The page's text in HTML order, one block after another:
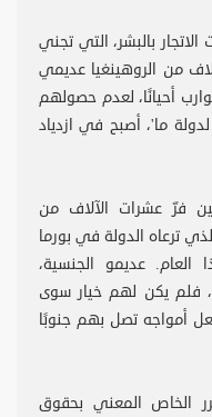
بالبشر، التي تجني
من الروهينغيا عديمي
أحيانًا، لعدم حصولهم
ما'، أصبح في ازدياد
فرّ عشرات الآلاف من
ترعاه الدولة في بورما
العام. عديمو الجنسية،
فلم يكن لهم خيار سوى
أمواجه تصل بهم جنوبًا
الخاص المعني بحقوق